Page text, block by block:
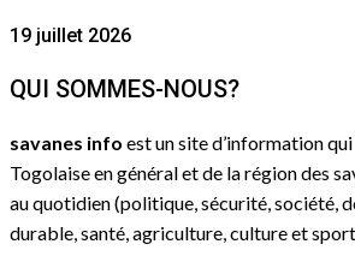
19 juillet 2026
QUI SOMMES-NOUS?
savanes info est un site d’information
Togolaise en général et de la région des
au quotidien (politique, sécurité, société,
durable, santé, agriculture, culture et